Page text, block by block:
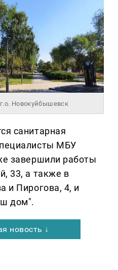
Новокуйбышевск
санитарная
МБУ
завершили работы
33, а также в
и Пирогова, 4, и
дом".
новость ↓